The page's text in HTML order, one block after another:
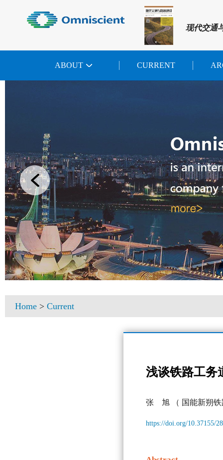
现代交通
ABOUT CURRENT
Home > Current
浅谈铁路工务
张 旭 （ 国能新朔
https://doi.org/10.37155/